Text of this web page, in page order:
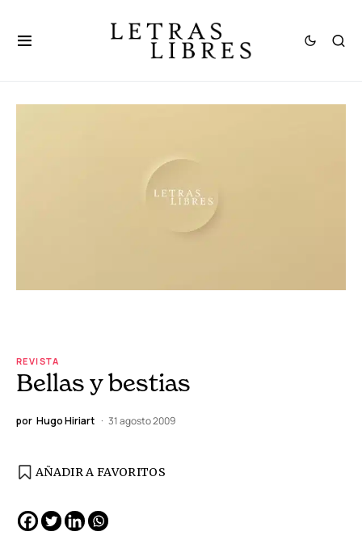
REVISTA
Bellas y bestias
por Hugo Hiriart 31 agosto 2009
AÑADIR A FAVORITOS